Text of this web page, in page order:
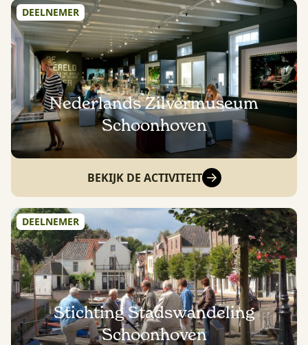
DEELNEMER
Nederlands Zilvermuseum
Schoonhoven
BEKIJK DE ACTIVITEIT
DEELNEMER
Stichting Stadswandeling
Schoonhoven